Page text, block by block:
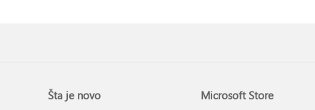
Šta je novo Microsoft Store